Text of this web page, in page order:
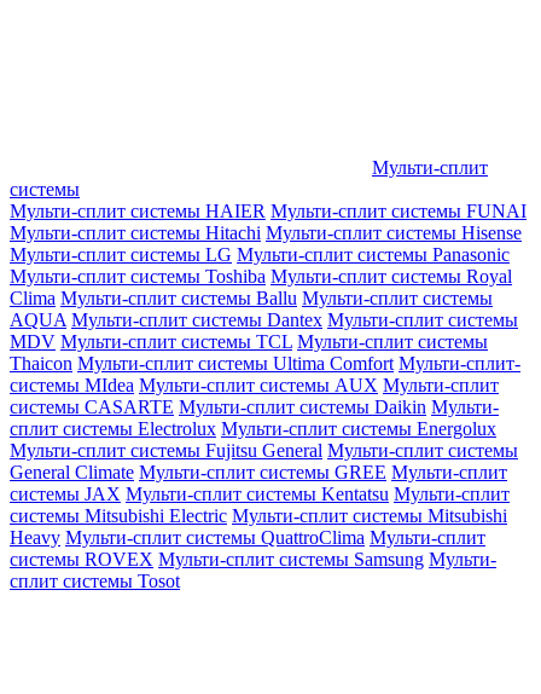
Мульти-сплит
системы
Мульти-сплит системы HAIER Мульти-сплит системы FUNAI
Мульти-сплит системы Hitachi Мульти-сплит системы Hisense
Мульти-сплит системы LG Мульти-сплит системы Panasonic
Мульти-сплит системы Toshiba Мульти-сплит системы Royal
Clima Мульти-сплит системы Ballu Мульти-сплит системы
AQUA Мульти-сплит системы Dantex Мульти-сплит системы
MDV Мульти-сплит системы TCL Мульти-сплит системы
Thaicon Мульти-сплит системы Ultima Comfort Мульти-сплит-
системы MIdea Мульти-сплит системы AUX Мульти-сплит
системы CASARTE Мульти-сплит системы Daikin Мульти-
сплит системы Electrolux Мульти-сплит системы Energolux
Мульти-сплит системы Fujitsu General Мульти-сплит системы
General Climate Мульти-сплит системы GREE Мульти-сплит
системы JAX Мульти-сплит системы Kentatsu Мульти-сплит
системы Mitsubishi Electric Мульти-сплит системы Mitsubishi
Heavy Мульти-сплит системы QuattroClima Мульти-сплит
системы ROVEX Мульти-сплит системы Samsung Мульти-
сплит системы Tosot